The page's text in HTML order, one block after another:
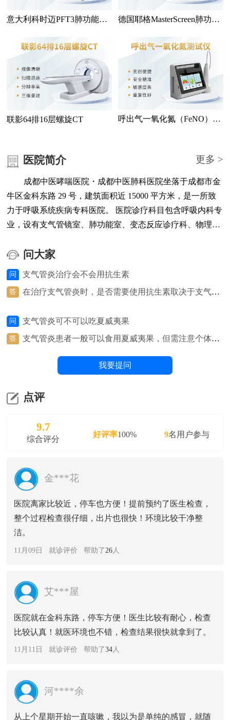
意大利科时迈PFT3肺功能检
德国耶格MasterScreen肺功能
联影64排16层螺旋CT
呼出气一氧化氮（FeNO）测
医院简介 更多 >
成都中医哮喘医院・成都中医肺科医院坐落于成都市金
牛区金科东路 29 号，建筑面积近 15000 平方米，是一所致
力于呼吸系统疾病专科医院。 医院诊疗科目包含呼吸内科专
业，设有支气管镜室、肺功能室、变态反应诊疗科、物理治
心等科室与功能区域。 医院配备联影 64 排 16 层螺旋 CT、
联影数字放射成像系统（DR）、NSA800 全自动生化分析系
统、呼出气一氧化氮（FeNO）测定仪等医疗设备，并组建
有呼吸与危重症医学科、检验科、影像科、病理科等多学科
问大家
问 支气管炎治疗会不会用抗生素
答
在治疗支气管炎时，是否需要使用抗生素取决于支气管
的，医生可能会考虑使用抗生素来治疗。细菌感染通常
表现为支气管炎的急性加重，伴有黏稠的痰、发热、咳
嗽等症状。在这种情况下，抗生素可以帮助清除细菌感
都需要使用抗生素。许多支气管炎是由病毒感染引起
的，此时抗生素无法治疗病毒感染。在这种情况下，医
等，来缓解症状。
问 支气管炎可不可以吃夏威夷果
答
支气管炎患者一般可以食用夏威夷果，但需注意个体差
维，有助于提供能量和营养。然而，有些人可能对坚果
过敏，或者夏威夷果可能会引起消化不良或过敏反应。
体质来判断是否适合食用，并在食用时注意适量，避免
食用过量。
我要提问
点评
9.7
综合评分 好评率100% 9名用户参与
金***花
医院离家比较近，停车也方便！提前预约了医生检查，
整个过程检查很仔细，出片也很快！环境比较干净整
洁。
11月09日 就诊评价 帮助了26人
艾***屋
医院就在金科东路，停车方便！医生比较有耐心，检查
比较认真！就医环境也不错，检查结果很快就拿到了。
11月11日 就诊评价 帮助了34人
河****余
从上个星期开始一直咳嗽，我以为是单纯的感冒，就随